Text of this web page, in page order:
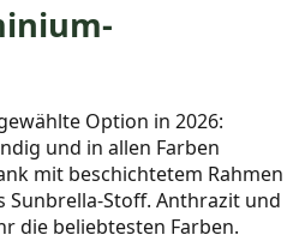
Option in 2026:
und in allen Farben
mit beschichtetem Rahmen
Sunbrella-Stoff. Anthrazit und
die beliebtesten Farben.